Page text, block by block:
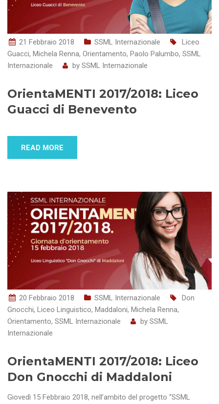
21 Febbraio 2018 SSML Internazionale
Liceo
Guacci, Michela Renna, Orientamento, Paolo Palumbo, SSML
Internazionale
by SSML Internazionale
OrientaMENTI 2017/2018: Liceo
Guacci di Benevento
READ MORE
20 Febbraio 2018 SSML Internazionale
Don
Gnocchi, Liceo Linguistico, Maddaloni, Michela Renna,
Orientamento, SSML Internazionale by SSML
Internazionale
OrientaMENTI 2017/2018: Liceo
Don Gnocchi di Maddaloni
Giovedì 15 Febbraio 2018, nell’ambito del progetto “SSML